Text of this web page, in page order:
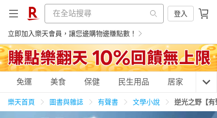
登入
立即加入樂天會員，讓您邊購物邊賺點數！
購物網分類
免運 美食 保健 民生用品 居家 3C
樂天首頁 圖書與雜誌 有聲書 文學小說 逆光之野【有